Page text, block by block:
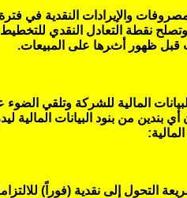
والإيرادات النقدية في
نقطة التعادل النقدي
قبل ظهور أثرها على المبيعات.
المالية للشركة وتلقي
من بنود البيانات المالية
التحول إلى نقدية (فوراً)